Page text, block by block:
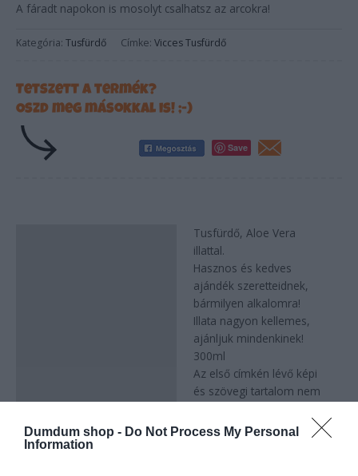
Dumdum shop - Do Not Process My Personal
Information
A fáradt napokon is mosolyt csalhatsz az arcokra!
Kategória: Tusfürdő Címke: Vicces Tusfürdő
Tetszett a termék?
Oszd meg másokkal is! ;-)
Save
Tusfürdő, Aloe Vera
illattal.
Hasznos és kedves
ajándék szeretteidnek,
bármilyen alkalomra!
Illata nagyon kellemes,
ajánljuk mindenkinek!
300ml
Az első címkén lévő képi
és szövegi tartalom nem
szántuk!